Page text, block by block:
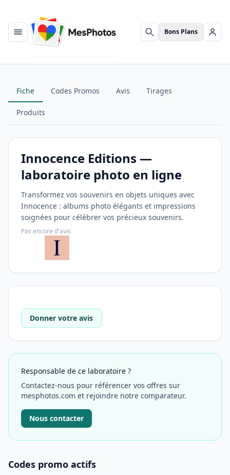
Menu Rechercher
Bons Plans Se
Fiche Codes Promos Avis Tirages
Produits
Innocence Editions —
laboratoire photo en ligne
Transformez vos souvenirs en objets uniques avec
Innocence : albums photo élégants et impressions
soignées pour célébrer vos précieux souvenirs.
Pas encore d'avis
Donner votre avis
Responsable de ce laboratoire ?
Contactez-nous pour référencer vos offres sur
mesphotos.com et rejoindre notre comparateur.
Nous contacter
Codes promo actifs